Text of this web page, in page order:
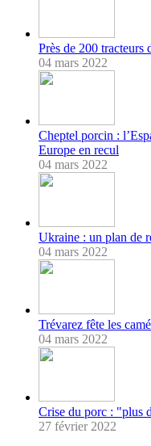
Près de 200 tracteurs
04 mars 2022
Cheptel porcin :
Europe en recul
04 mars 2022
Ukraine : un plan de
04 mars 2022
Trévarez fête les
04 mars 2022
Crise du porc : "plus
27 février 2022